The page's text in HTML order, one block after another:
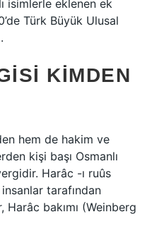
isimlerle eklenen ek
Türk Büyük Ulusal
KIMDEN
hem de hakim ve
kişi başı Osmanlı
Harâc -ı ruûs
tarafından
Harâc bakımı (Weinberg